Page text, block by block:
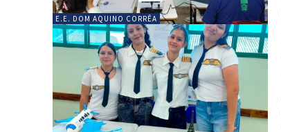
E.E. DOM AQUINO CORRÊA